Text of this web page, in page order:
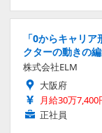
「0からキャリ
クターの動きの
株式会社ELM
大阪府
月給30万
正社員